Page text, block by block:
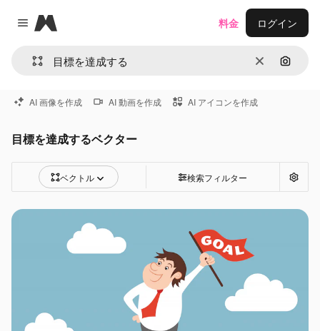
Close menu
Magnific
消去 画像で
料金 ログイン
AI 画像を作成 AI 動画を作成 AI アイコンを作成
目標を達成するベクター
ベクトル 検索フィルター